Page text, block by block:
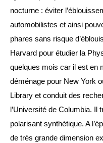
nocturne : éviter
automobilistes et ainsi
Harvard pour étudier la
quelques mois car il est en
déménage pour New York
Library et conduit des
l’Université de Columbia. Il
polarisant synthétique. A
de très grande dimension